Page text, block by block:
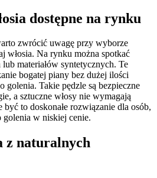
dostępne na rynku
zwrócić uwagę przy wyborze
włosia. Na rynku można spotkać
materiałów syntetycznych. Te
bogatej piany bez dużej ilości
golenia. Takie pędzle są bezpieczne
a sztuczne włosy nie wymagają
to doskonałe rozwiązanie dla osób,
w niskiej cenie.
z naturalnych